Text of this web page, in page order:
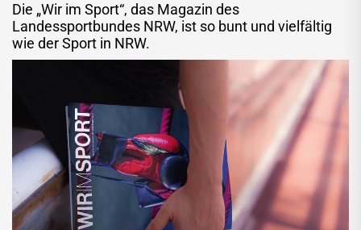
Die „Wir im Sport“, das Magazin des
Landessportbundes NRW, ist so bunt und vielfältig
wie der Sport in NRW.